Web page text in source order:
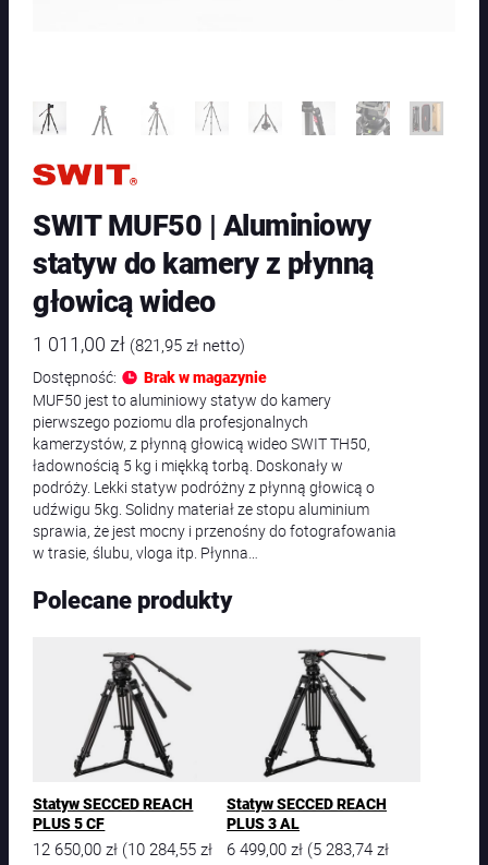
SWIT MUF50 | Aluminiowy
statyw do kamery z płynną
głowicą wideo
1 011,00zł (821,95zł netto)
Dostępność:
Brak w magazynie
MUF50 jest to aluminiowy statyw do kamery
pierwszego poziomu dla profesjonalnych
kamerzystów, z płynną głowicą wideo SWIT TH50,
ładownością 5 kg i miękką torbą. Doskonały w
podróży. Lekki statyw podróżny z płynną głowicą o
udźwigu 5kg. Solidny materiał ze stopu aluminium
sprawia, że jest mocny i przenośny do fotografowania
w trasie, ślubu, vloga itp. Płynna…
Polecane produkty
Statyw SECCED REACH
PLUS 5 CF
12 650,00zł (10 284,55zł
Statyw SECCED REACH
PLUS 3 AL
6 499,00 zł (5 283,74 zł